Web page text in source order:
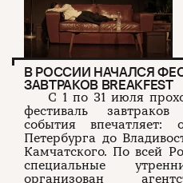
В РОССИИ НАЧАЛСЯ
ЗАВТРАКОВ BREAKFEST
С 1 по 31 июля
фестиваль
события
Петербурга до
Камчатского. По всей
специальные
организован